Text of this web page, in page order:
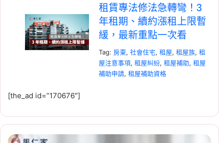
租賃專法修法急轉彎！3
年租期、續約漲租上限暫
緩，最新重點一次看
Tag: 房東, 社會住宅, 租屋, 租屋族, 租
屋注意事項, 租屋糾紛, 租屋補助, 租屋
補助申請, 租屋補助資格
增 838 戶社宅，「金城安
居」預計 2029 年完工
[the_ad id=”170676″]
蛋